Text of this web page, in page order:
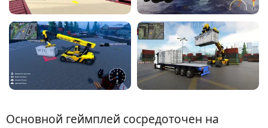
Основной геймплей сосредоточен на